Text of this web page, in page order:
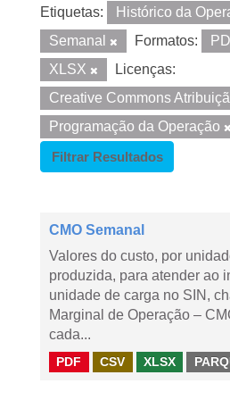
Etiquetas: Histórico da
Semanal
Formatos:
XLSX
Licenças:
Creative Commons
Programação da Operação
Filtrar Resultados
CMO Semanal
Valores do custo, por
produzida, para atender ao
unidade de carga no SIN,
Marginal de Operação –
cada...
PDF CSV XLSX